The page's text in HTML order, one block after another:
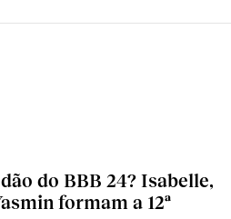
do BBB 24? Isabelle,
formam a 12ª